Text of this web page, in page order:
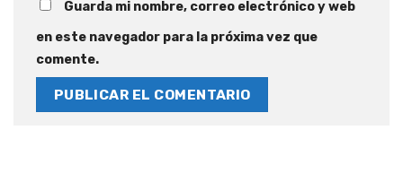
Guarda mi nombre, correo electrónico y web
en este navegador para la próxima vez que
comente.